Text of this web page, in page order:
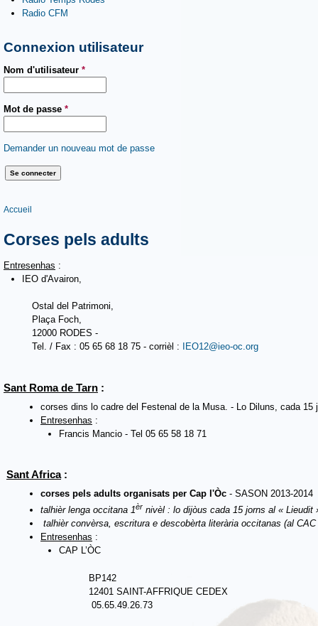
Radio CFM
Connexion utilisateur
Nom d'utilisateur *
Mot de passe *
Demander un nouveau mot de passe
Vous êtes ici
Accueil
Corses pels adults
Entresenhas :
IEO d'Avairon,
Ostal del Patrimoni,
Plaça Foch,
12000 RODES -
Tel. / Fax : 05 65 68 18 75 - corrièl :
IEO12@ieo-oc.org
Sant Roma de Tarn :
corses dins lo cadre del Festenal de la Musa. - Lo Diluns, cada 15
Entresenhas :
Francis Mancio - Tel 05 65 58 18 71
Sant Africa:
corses pels adults organisats per Cap l'Òc - SASON 2013-2014
talhièr lenga occitana 1èr nivèl : lo dijòus cada 15 jorns al « Lieudit
talhièr convèrsa, escritura e descobèrta literària occitanas (al
Entresenhas :
CAP L’ÒC
BP142
12401 SAINT-AFFRIQUE CEDEX
05.65.49.26.73